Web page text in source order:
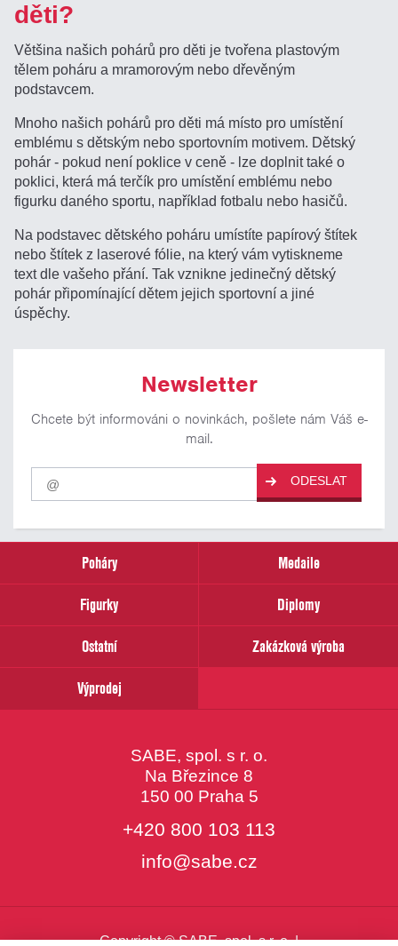
děti?
Většina našich pohárů pro děti je tvořena plastovým
tělem poháru a mramorovým nebo dřevěným
podstavcem.
Mnoho našich pohárů pro děti má místo pro umístění
emblému s dětským nebo sportovním motivem. Dětský
pohár - pokud není poklice v ceně - lze doplnit také o
poklici, která má terčík pro umístění emblému nebo
figurku daného sportu, například fotbalu nebo hasičů.
Na podstavec dětského poháru umístíte papírový štítek
nebo štítek z laserové fólie, na který vám vytiskneme
text dle vašeho přání. Tak vznikne jedinečný dětský
pohár připomínající dětem jejich sportovní a jiné
úspěchy.
Newsletter
Chcete být informováni o novinkách, pošlete nám Váš e-
mail.
Pro
odběr
našich
email
ODESLAT
Poháry
Medaile
Figurky
Diplomy
Ostatní
Zakázková výroba
Výprodej
SABE, spol. s r. o.
Na Březince 8
150 00 Praha 5
+420 800 103 113
info@sabe.cz
Copyright © SABE, spol. s r. o. |